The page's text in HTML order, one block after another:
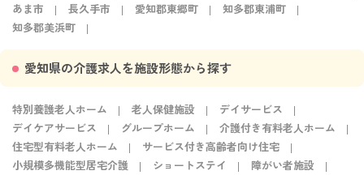
あま市
長久手市 愛知郡東郷町
知多郡東浦町
知多郡美浜町
愛知県の介護求人を施設形態から探す
特別養護老人ホーム 老人保健施設
デイサービス
デイケアサービス
グループホーム
介護付き有料老人ホーム
住宅型有料老人ホーム
サービス付き高齢者向け住宅
小規模多機能型居宅介護
ショートステイ
障がい者施設